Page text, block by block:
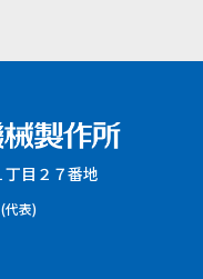
目２７番地
(代表)